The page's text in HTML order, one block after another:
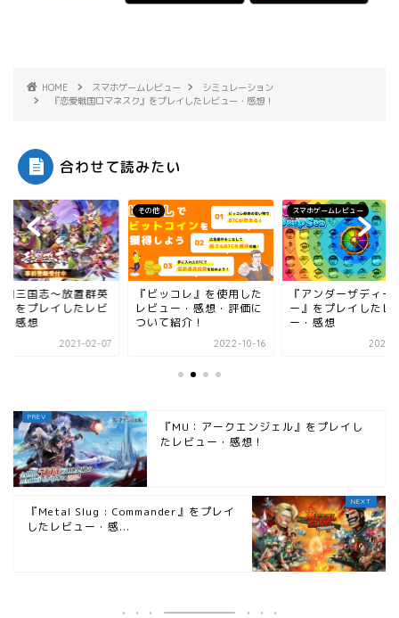
HOME スマホゲームレビュー
シミュレーション
『恋愛戦国ロマネスク』をプレイしたレビュー・感想！
合わせて読みたい
その他
『ビッコレ』を使用した
レビュー・感想・評価に
ついて紹介！
2022-10-16
スマホゲームレビュー
『アンダーザディープシ
ー』をプレイしたレビュ
ー・感想
2021-02-11
シミュレーション
『天下大豪
したレビュ
価について
『MU：アークエンジェル』をプレイし
たレビュー・感想！
『Metal Slug : Commander』をプレイ
したレビュー・感...